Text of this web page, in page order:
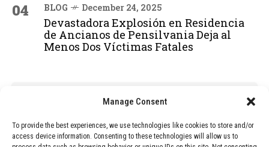
Manage Consent
To provide the best experiences, we use technologies like cookies to store and/or
access device information. Consenting to these technologies will allow us to
04 BLOG December 24, 2025
Devastadora Explosión en Residencia
de Ancianos de Pensilvania Deja al
Menos Dos Víctimas Fatales